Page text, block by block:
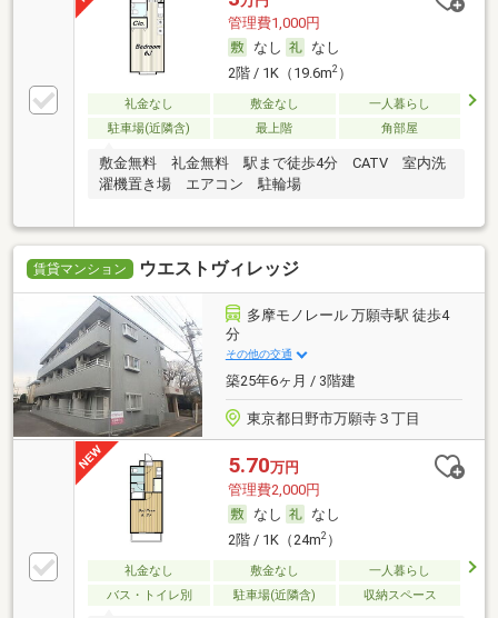
管理費1,000円
なし
なし
2階 / 1K（19.6m2）
礼金なし 敷金なし
一人暮らし
駐車場(近隣含)
最上階 角部屋
敷金無料 礼金無料 駅まで徒歩4分 CATV 室内洗
濯機置き場 エアコン 駐輪場
賃貸マンション ウエストヴィレッジ
多摩モノレール 万願寺駅 徒歩4
分
その他の交通
築25年6ヶ月 / 3階建
東京都日野市万願寺３丁目
5.70万円
管理費2,000円
なし
なし
2階 / 1K（24m2）
礼金なし 敷金なし
一人暮らし
バス・トイレ別
駐車場(近隣含) 収納スペース